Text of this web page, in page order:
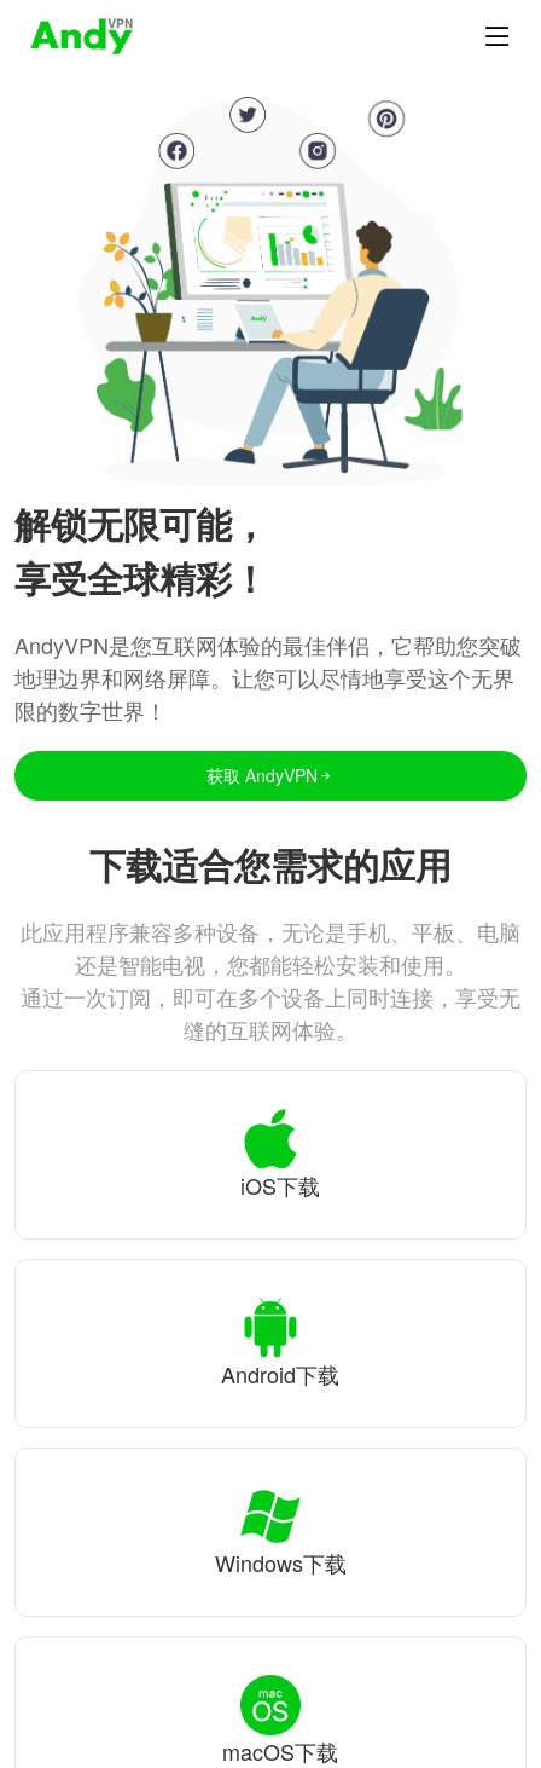
解锁无限可能，
享受全球精彩！
AndyVPN是您互联网体验的最佳伴侣，它帮助您突破
地理边界和网络屏障。让您可以尽情地享受这个无界
限的数字世界！
获取 AndyVPN
下载适合您需求的应用
此应用程序兼容多种设备，无论是手机、平板、电脑
还是智能电视，您都能轻松安装和使用。
通过一次订阅，即可在多个设备上同时连接，享受无
缝的互联网体验。
iOS下载
Android下载
Windows下载
macOS下载